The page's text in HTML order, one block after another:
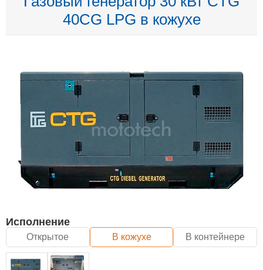
40CG LPG в кожухе
Исполнение
Открытое В кожухе В контейнере